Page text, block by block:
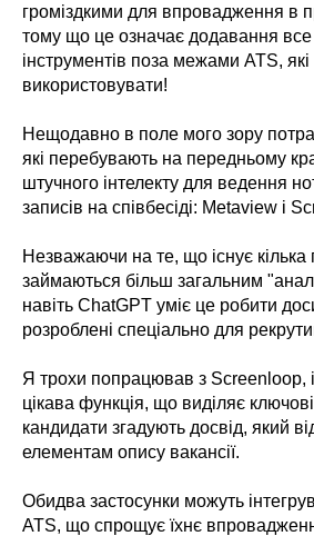
громіздкими для впровадження в
тому що це означає додавання все
інструментів поза межами ATS,
використовувати!
Нещодавно в поле мого зору
які перебувають на передньому
штучного інтелекту для ведення
записів на співбесіді: Metaview і
Незважаючи на те, що існує кілька
займаються більш загальним
навіть ChatGPT уміє це робити
розроблені спеціально для
Я трохи попрацював з Screenloop,
цікава функція, що виділяє
кандидати згадують досвід, який
елементам опису вакансії.
Обидва застосунки можуть
ATS, що спрощує їхнє